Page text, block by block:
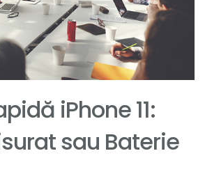
iPhone 11:
sau Baterie